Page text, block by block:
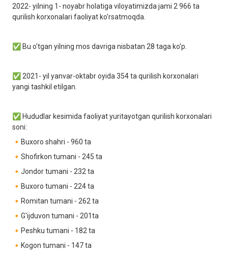
2022- yilning 1- noyabr holatiga viloyatimizda jami 2 966 ta
qurilish korxonalari faoliyat ko'rsatmoqda.
✅ Bu o'tgan yilning mos davriga nisbatan 28 taga ko'p.
✅ 2021- yil yanvar-oktabr oyida 354 ta qurilish korxonalari
yangi tashkil etilgan.
✅ Hududlar kesimida faoliyat yuritayotgan qurilish korxonalari
soni:
🔸Buxoro shahri - 960 ta
🔸Shofirkon tumani - 245 ta
🔸Jondor tumani - 232 ta
🔸Buxoro tumani - 224 ta
🔸Romitan tumani - 262 ta
🔸G'ijduvon tumani - 201ta
🔸Peshku tumani - 182 ta
🔸Kogon tumani - 147 ta